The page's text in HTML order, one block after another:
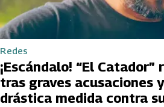
Redes
¡Escándalo! “El
tras graves acusaciones
drástica medida contra